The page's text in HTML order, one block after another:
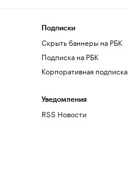
Подписки
Скрыть баннеры на РБК
Подписка на РБК
Корпоративная подписка
Уведомления
RSS Новости